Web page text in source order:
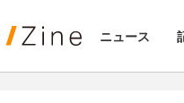
ニュース